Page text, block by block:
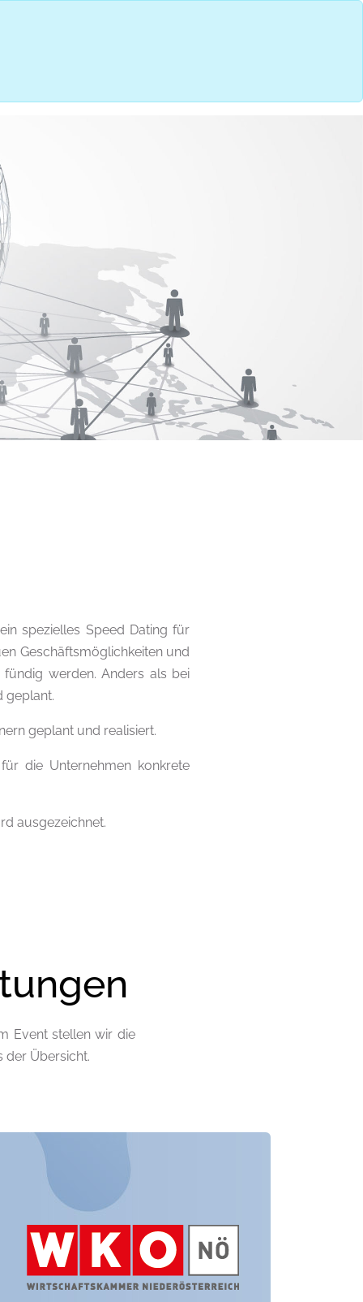
spezielles Speed Dating für
Geschäftsmöglichkeiten und
fündig werden. Anders als bei
geplant.
geplant und realisiert.
die Unternehmen konkrete
ausgezeichnet.
Event stellen wir die
der Übersicht.